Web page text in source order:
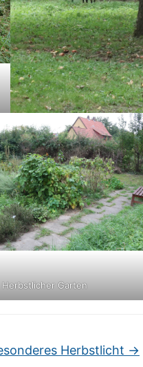
Herbstlicher Garten
Herbstlicht →